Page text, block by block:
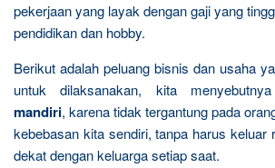
pekerjaan yang layak dengan gaji yang
pendidikan dan hobby.
Berikut adalah peluang bisnis dan usaha
untuk dilaksanakan, kita
mandiri, karena tidak tergantung pada
kebebasan kita sendiri, tanpa harus keluar
dekat dengan keluarga setiap saat.